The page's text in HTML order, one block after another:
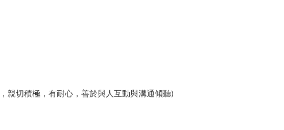
親切積極，有耐心，善於與人互動與溝通傾聽)